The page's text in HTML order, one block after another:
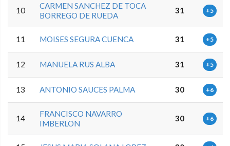
10
CARMEN SANCHEZ DE TOCA
BORREGO DE RUEDA
31 +5
11 MOISES SEGURA CUENCA 31 +5
12 MANUELA RUS ALBA 31 +5
13 ANTONIO SAUCES PALMA 30 +6
14
FRANCISCO NAVARRO
IMBERLON
30 +6